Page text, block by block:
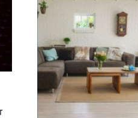
Hemstädning Malmö i
stället för att...